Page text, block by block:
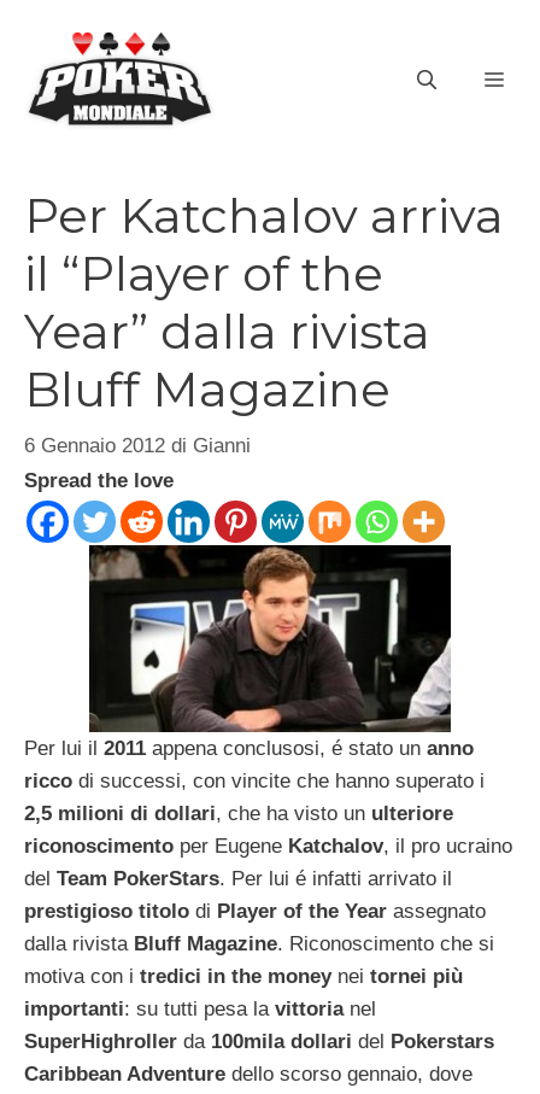
contenuto
Per Katchalov arriva
il “Player of the
Year” dalla rivista
Bluff Magazine
6 Gennaio 2012 di Gianni
Spread the love
Per lui il 2011 appena conclusosi, é stato un anno
ricco di successi, con vincite che hanno superato i
2,5 milioni di dollari, che ha visto un ulteriore
riconoscimento per Eugene Katchalov, il pro ucraino
del Team PokerStars. Per lui é infatti arrivato il
prestigioso titolo di Player of the Year assegnato
dalla rivista Bluff Magazine. Riconoscimento che si
motiva con i tredici in the moneynei tornei più
importanti: su tutti pesa la vittorianel
SuperHighroller da 100mila dollari del Pokerstars
Caribbean Adventure dello scorso gennaio, dove